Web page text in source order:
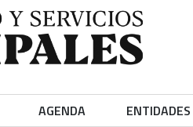
AGENDA ENTIDADES